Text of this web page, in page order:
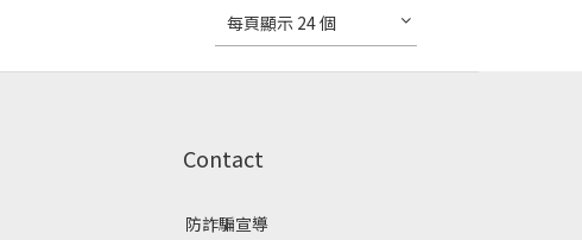
每頁顯示 24 個
Contact
防詐騙宣導